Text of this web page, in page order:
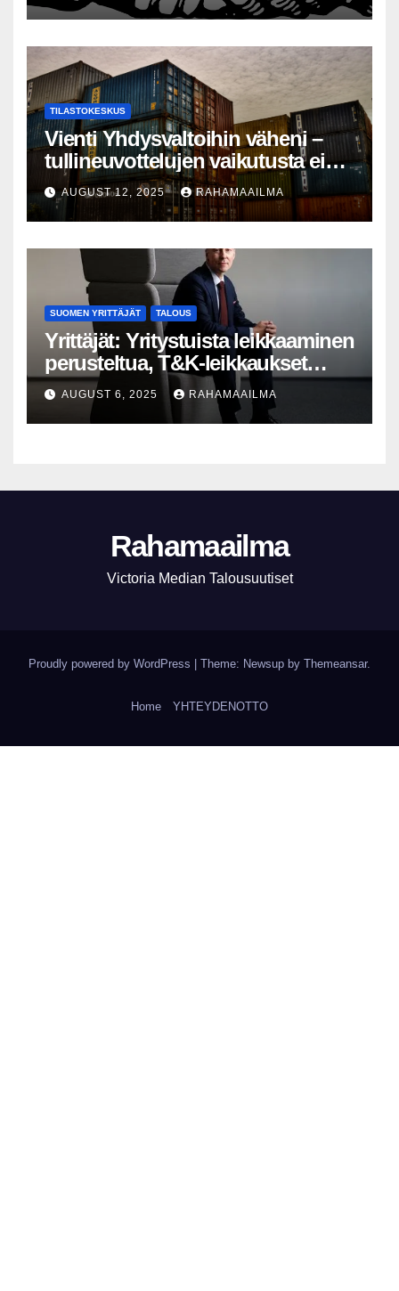
määrässä
TILASTOKESKUS
Vienti Yhdysvaltoihin väheni –
tullineuvottelujen vaikutusta ei
silti näy
AUGUST 12, 2025 RAHAMAAILMA
SUOMEN YRITTÄJÄT TALOUS
Yrittäjät: Yritystuista leikkaaminen
perusteltua, T&K-leikkaukset
lyhytnäköistä kasvupolitiikkaa
AUGUST 6, 2025 RAHAMAAILMA
Rahamaailma
Victoria Median Talousuutiset
Proudly powered by WordPress | Theme: Newsup by Themeansar.
Home YHTEYDENOTTO